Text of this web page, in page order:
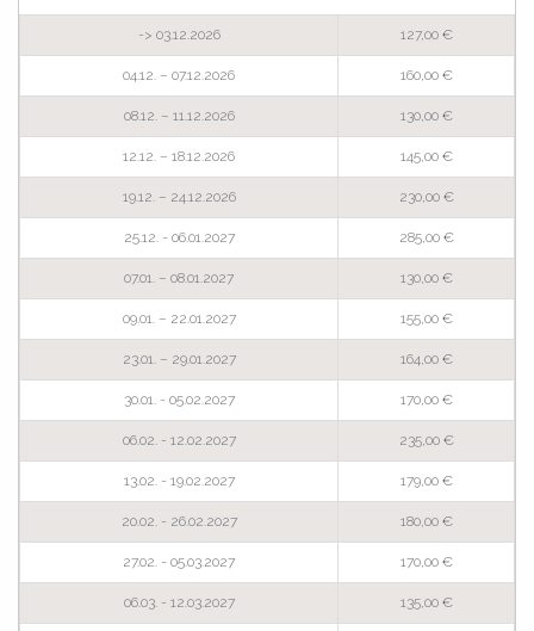
-> 03.12.2026 127,00 €
04.12. – 07.12.2026 160,00 €
08.12. – 11.12.2026 130,00 €
12.12. – 18.12.2026 145,00 €
19.12. – 24.12.2026 230,00 €
25.12. - 06.01.2027 285,00 €
07.01. – 08.01.2027 130,00 €
09.01. – 22.01.2027 155,00 €
23.01. – 29.01.2027 164,00 €
30.01. - 05.02.2027 170,00 €
06.02. - 12.02.2027 235,00 €
13.02. - 19.02.2027 179,00 €
20.02. - 26.02.2027 180,00 €
27.02. - 05.03.2027 170,00 €
06.03. - 12.03.2027 135,00 €